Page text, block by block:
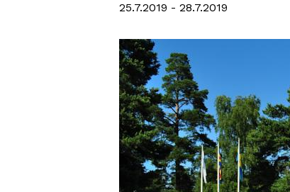
25.7.2019 - 28.7.2019